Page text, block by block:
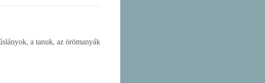
a tanuk, az örömanyák